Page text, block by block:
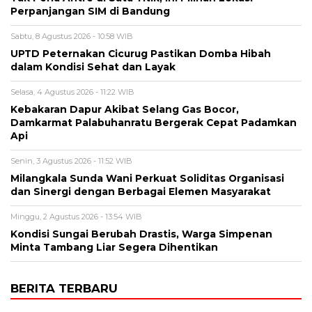
Perpanjangan SIM di Bandung
Sabtu, 8 Agustus 2026 - 10:58 WIB
UPTD Peternakan Cicurug Pastikan Domba Hibah
dalam Kondisi Sehat dan Layak
Selasa, 4 Agustus 2026 - 11:22 WIB
Kebakaran Dapur Akibat Selang Gas Bocor,
Damkarmat Palabuhanratu Bergerak Cepat Padamkan
Api
Senin, 3 Agustus 2026 - 11:52 WIB
Milangkala Sunda Wani Perkuat Soliditas Organisasi
dan Sinergi dengan Berbagai Elemen Masyarakat
Minggu, 2 Agustus 2026 - 13:54 WIB
Kondisi Sungai Berubah Drastis, Warga Simpenan
Minta Tambang Liar Segera Dihentikan
BERITA TERBARU